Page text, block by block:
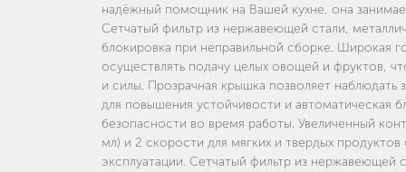
надёжный помощник на Вашей кухне, она
Сетчатый фильтр из нержавеющей стали,
блокировка при неправильной сборке. Широкая
осуществлять подачу целых овощей и фруктов,
и силы. Прозрачная крышка позволяет
для повышения устойчивости и автоматическая
безопасности во время работы. Увеличенный
мл) и 2 скорости для мягких и твердых продуктов
эксплуатации. Сетчатый фильтр из нержавеющей